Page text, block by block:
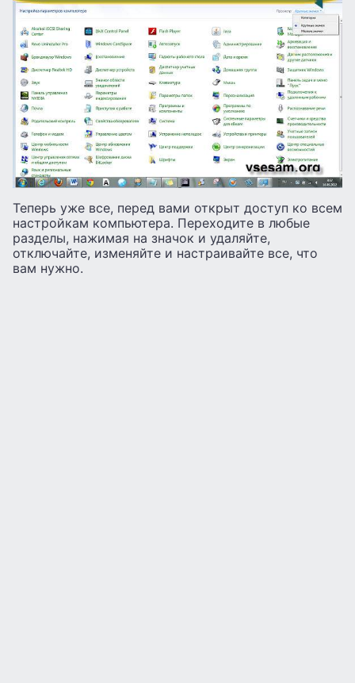
Теперь уже все, перед вами открыт доступ ко всем
настройкам компьютера. Переходите в любые
разделы, нажимая на значок и удаляйте,
отключайте, изменяйте и настраивайте все, что
вам нужно.